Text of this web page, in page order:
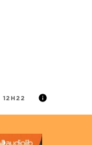
12H22 info